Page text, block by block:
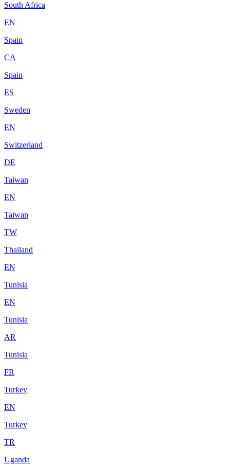
South Africa
EN
Spain
CA
Spain
ES
Sweden
EN
Switzerland
DE
Taiwan
EN
Taiwan
TW
Thailand
EN
Tunisia
EN
Tunisia
AR
Tunisia
FR
Turkey
EN
Turkey
TR
Uganda